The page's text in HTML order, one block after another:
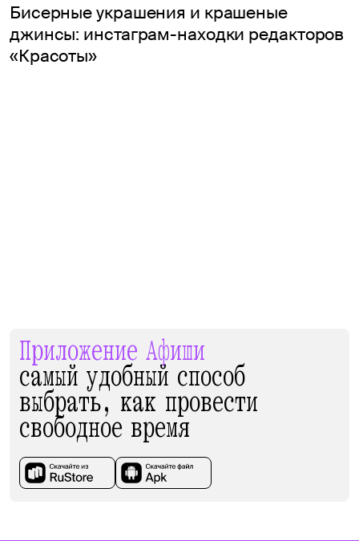
Бисерные украшения и крашеные
джинсы: инстаграм-находки редакторов
«Красоты»
Приложение Афиши
самый удобный способ
выбрать, как провести
свободное время